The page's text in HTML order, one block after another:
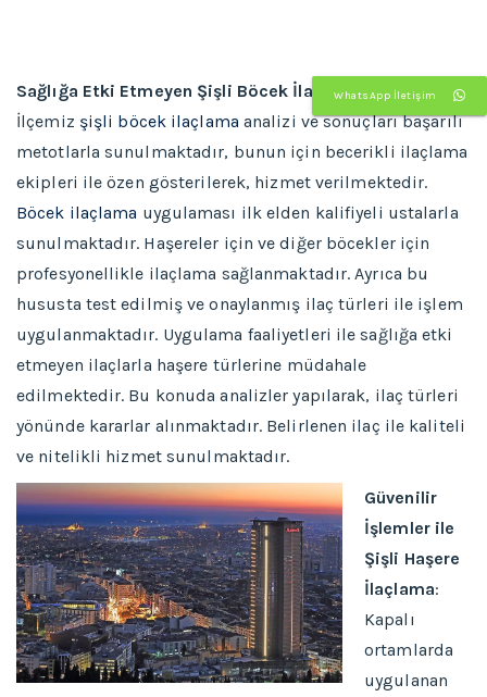
Sağlığa Etki Etmeyen Şişli Böcek İlaçlama
İlçemiz şişli böcek ilaçlama analizi ve sonuçları başarılı
metotlarla sunulmaktadır, bunun için becerikli ilaçlama
ekipleri ile özen gösterilerek, hizmet verilmektedir.
Böcek ilaçlama uygulaması ilk elden kalifiyeli ustalarla
sunulmaktadır. Haşereler için ve diğer böcekler için
profesyonellikle ilaçlama sağlanmaktadır. Ayrıca bu
hususta test edilmiş ve onaylanmış ilaç türleri ile işlem
uygulanmaktadır. Uygulama faaliyetleri ile sağlığa etki
etmeyen ilaçlarla haşere türlerine müdahale
edilmektedir. Bu konuda analizler yapılarak, ilaç türleri
yönünde kararlar alınmaktadır. Belirlenen ilaç ile kaliteli
ve nitelikli hizmet sunulmaktadır.
Güvenilir
İşlemler ile
Şişli Haşere
İlaçlama:
Kapalı
ortamlarda
uygulanan
WhatsApp İletişim